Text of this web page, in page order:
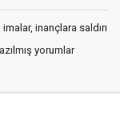
inançlara saldırı
yorumlar